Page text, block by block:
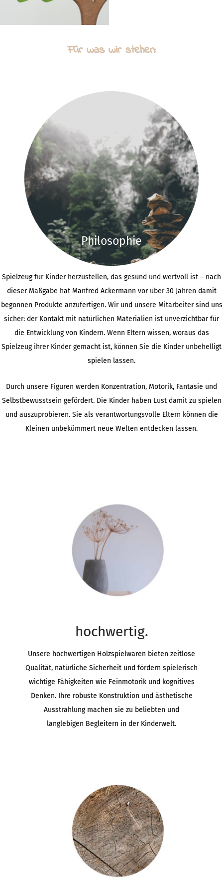
Für was wir stehen:
Philosophie
Spielzeug für Kinder herzustellen, das gesund und wertvoll ist – nach
dieser Maßgabe hat Manfred Ackermann vor über 30 Jahren damit
begonnen Produkte anzufertigen. Wir und unsere Mitarbeiter sind uns
sicher: der Kontakt mit natürlichen Materialien ist unverzichtbar für
die Entwicklung von Kindern. Wenn Eltern wissen, woraus das
Spielzeug ihrer Kinder gemacht ist, können Sie die Kinder unbehelligt
spielen lassen.
Durch unsere Figuren werden Konzentration, Motorik, Fantasie und
Selbstbewusstsein gefördert. Die Kinder haben Lust damit zu spielen
und auszuprobieren. Sie als verantwortungsvolle Eltern können die
Kleinen unbekümmert neue Welten entdecken lassen.
hochwertig.
Unsere hochwertigen Holzspielwaren bieten zeitlose
Qualität, natürliche Sicherheit und fördern spielerisch
wichtige Fähigkeiten wie Feinmotorik und kognitives
Denken. Ihre robuste Konstruktion und ästhetische
Ausstrahlung machen sie zu beliebten und
langlebigen Begleitern in der Kinderwelt.